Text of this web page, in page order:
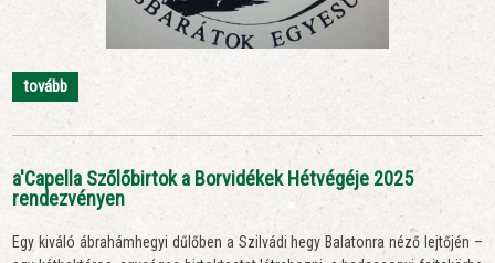
tovább
a'Capella Szőlőbirtok a Borvidékek Hétvégéje 2025
rendezvényen
Egy kiváló ábrahámhegyi dűlőben a Szilvádi hegy Balatonra néző lejtőjén –